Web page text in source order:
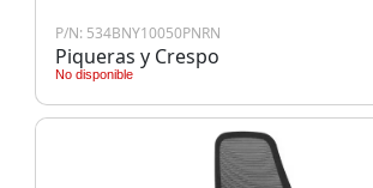
P/N: 534BNY10050PNRN
Piqueras y Crespo
No disponible